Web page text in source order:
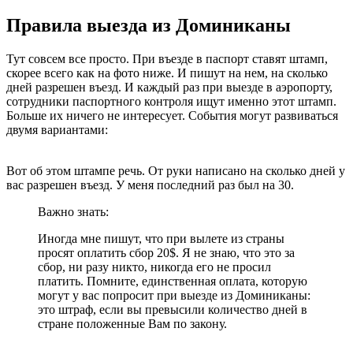
Правила выезда из Доминиканы
Тут совсем все просто. При въезде в паспорт ставят штамп,
скорее всего как на фото ниже. И пишут на нем, на сколько
дней разрешен въезд. И каждый раз при выезде в аэропорту,
сотрудники паспортного контроля ищут именно этот штамп.
Больше их ничего не интересует. События могут развиваться
двумя вариантами:
Вот об этом штампе речь. От руки написано на сколько дней у
вас разрешен въезд. У меня последний раз был на 30.
Важно знать:
Иногда мне пишут, что при вылете из страны
просят оплатить сбор 20$. Я не знаю, что это за
сбор, ни разу никто, никогда его не просил
платить. Помните, единственная оплата, которую
могут у вас попросит при выезде из Доминиканы:
это штраф, если вы превысили количество дней в
стране положенные Вам по закону.